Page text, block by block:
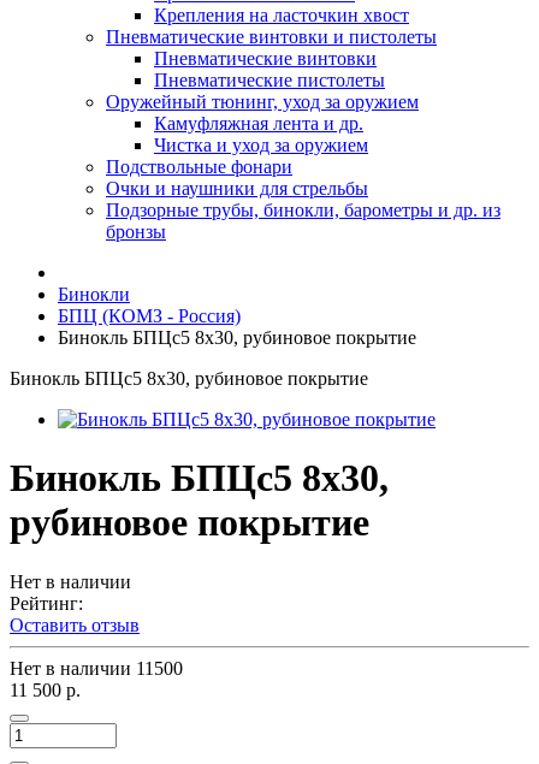
Крепления на ласточкин хвост
Пневматические винтовки и пистолеты
Пневматические винтовки
Пневматические пистолеты
Оружейный тюнинг, уход за оружием
Камуфляжная лента и др.
Чистка и уход за оружием
Подствольные фонари
Очки и наушники для стрельбы
Подзорные трубы, бинокли, барометры и др. из
бронзы
Бинокли
БПЦ (КОМЗ - Россия)
Бинокль БПЦс5 8х30, рубиновое покрытие
Бинокль БПЦс5 8х30, рубиновое покрытие
Бинокль БПЦс5 8х30,
рубиновое покрытие
Нет в наличии
Рейтинг:
Оставить отзыв
Нет в наличии 11500
11 500 р.